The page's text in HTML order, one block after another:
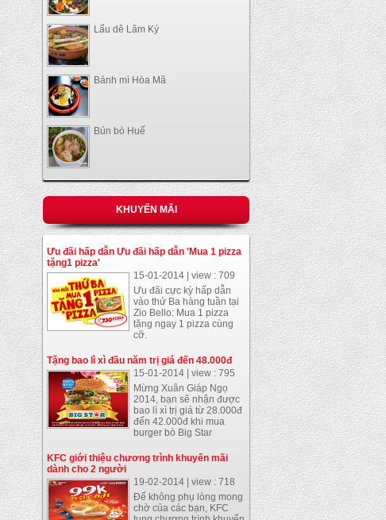
Lẩu dê Lâm Ký
Bánh mì Hòa Mã
Bún bò Huế
KHUYẾN MÃI
Ưu đãi hấp dẫn Ưu đãi hấp dẫn 'Mua 1 pizza
tặng1 pizza'
15-01-2014 | view : 709
Ưu đãi cực kỳ hấp dẫn
vào thứ Ba hàng tuần tại
Zio Bello: Mua 1 pizza
tặng ngay 1 pizza cùng
cỡ.
Tặng bao lì xì đầu năm trị giá đến 48.000đ
15-01-2014 | view : 795
Mừng Xuân Giáp Ngọ
2014, bạn sẽ nhận được
bao lì xì trị giá từ 28.000đ
đến 42.000đ khi mua
burger bò Big Star
KFC giới thiệu chương trình khuyến mãi
dành cho 2 người
19-02-2014 | view : 718
Để không phụ lòng mong
chờ của các bạn, KFC
Gà xối mỡ
21-01-2014 | view : 1130